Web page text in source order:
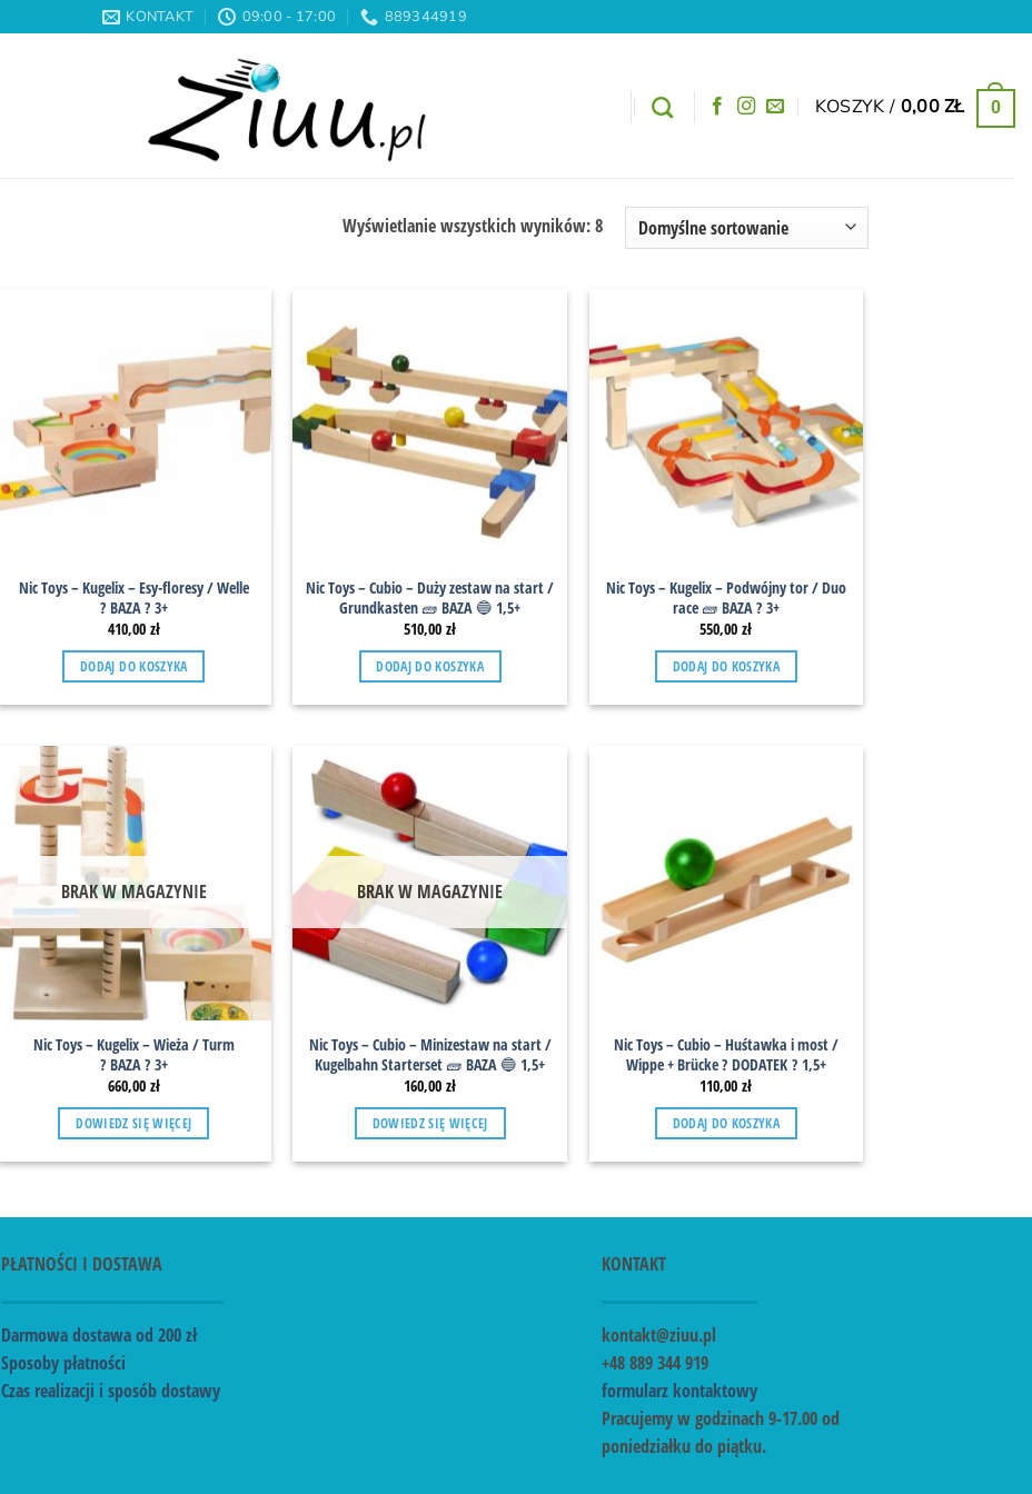
KONTAKT 09:00 - 17:00 889344919
KOSZYK / 0,00ZŁ 0
Wyświetlanie wszystkich wyników: 8
Nic Toys – Kugelix – Esy-floresy / Welle
? BAZA ? 3+
410,00 zł
DODAJ DO KOSZYKA
Nic Toys – Cubio – Duży zestaw na start /
Grundkasten 🧱 BAZA 🔵 1,5+
510,00zł
DODAJ DO KOSZYKA
Nic Toys – Kugelix – Podwójny tor / Duo
race 🧱 BAZA ? 3+
550,00zł
DODAJ DO KOSZYKA
BRAK W MAGAZYNIE
Nic Toys – Kugelix – Wieża / Turm
? BAZA ? 3+
660,00 zł
DOWIEDZ SIĘ WIĘCEJ
BRAK W MAGAZYNIE
Nic Toys – Cubio – Minizestaw na start /
Kugelbahn Starterset 🧱 BAZA 🔵 1,5+
160,00zł
DOWIEDZ SIĘ WIĘCEJ
Nic Toys – Cubio – Huśtawka i most /
Wippe + Brücke ? DODATEK ? 1,5+
110,00zł
DODAJ DO KOSZYKA
PŁATNOŚCI I DOSTAWA
Darmowa dostawa od 200 zł
Sposoby płatności
Czas realizacji i sposób dostawy
KONTAKT
kontakt@ziuu.pl
+48 889 344 919
formularz kontaktowy
Pracujemy w godzinach 9-17.00 od
poniedziałku do piątku.